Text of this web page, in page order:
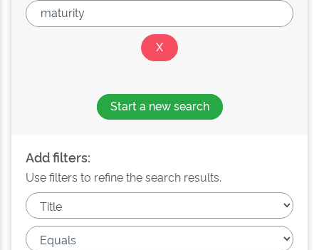
Start a new search
Add filters:
Use filters to refine the search results.